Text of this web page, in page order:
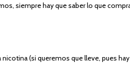
siempre hay que saber lo que
(si queremos que lleve, pues